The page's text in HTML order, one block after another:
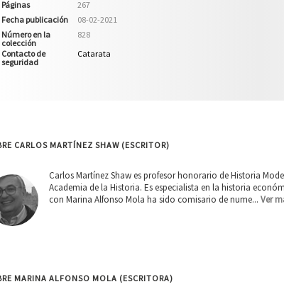
Páginas
267
Fecha publicación
08-02-2021
Número en la
colección
828
Contacto de
seguridad
Catarata
CARLOS MARTÍNEZ SHAW (ESCRITOR)
Carlos Martínez Shaw es profesor honorario de Historia
Academia de la Historia. Es especialista en la historia
con Marina Alfonso Mola ha sido comisario de nume... Ver
MARINA ALFONSO MOLA (ESCRITORA)